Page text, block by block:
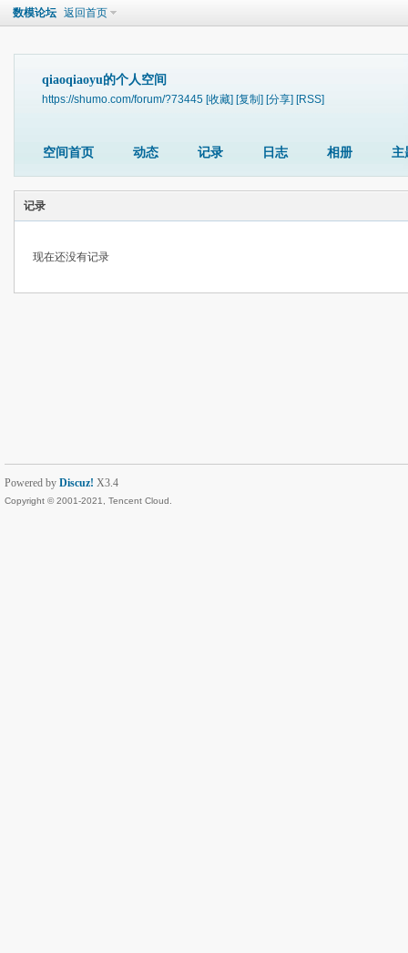
数模论坛 返回首页
qiaoqiaoyu的个人空间
https://shumo.com/forum/?73445 [收藏] [复制] [分享] [RSS]
空间首页 动态 记录 日志 相册 主
记录
现在还没有记录
Powered by Discuz! X3.4
Copyright © 2001-2021, Tencent Cloud.